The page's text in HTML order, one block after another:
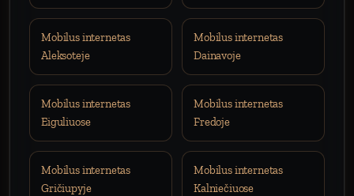
Mobilus internetas
Aleksoteje
Mobilus internetas
Dainavoje
Mobilus internetas
Eiguliuose
Mobilus internetas
Fredoje
Mobilus internetas
Gričiupyje
Mobilus internetas
Kalniečiuose